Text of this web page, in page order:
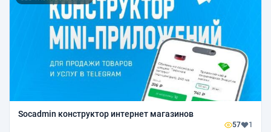
Socadmin конструктор интернет магазинов
57 1